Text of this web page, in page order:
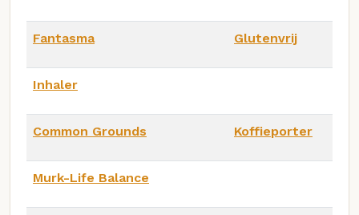
Fantasma Glutenvrij
Inhaler
Common Grounds Koffieporter
Murk-Life Balance